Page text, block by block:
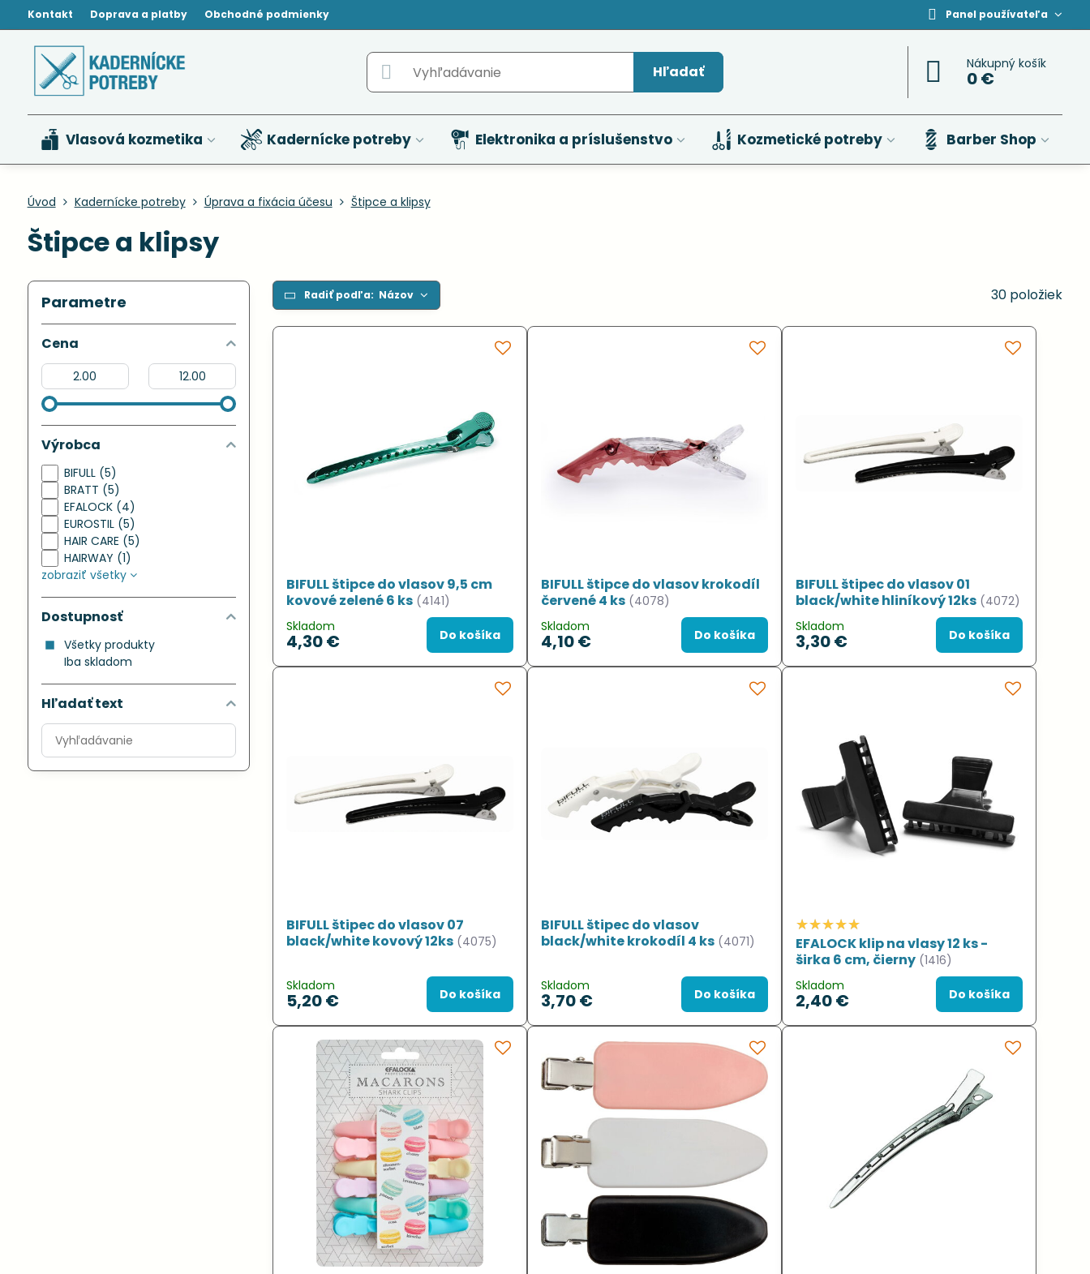
Kontakt Doprava a platby Obchodné podmienky Panel používateľa
Hľadať Nákupný košík
0 €
Vlasová kozmetika Kadernícke potreby Elektronika a príslušenstvo Kozmetické potreby Barber Shop
Úvod Kadernícke potreby Úprava a fixácia účesu Štipce a klipsy
Štipce a klipsy
Radiť podľa: Názov 30 položiek
BIFULL štipce do vlasov 9,5 cm
kovové zelené 6 ks (4141)
Skladom
4,30 € Do košíka
BIFULL štipce do vlasov krokodíl
červené 4 ks (4078)
Skladom
4,10 € Do košíka
BIFULL štipec do vlasov 01
black/white hliníkový 12ks (4072)
Skladom
3,30 € Do košíka
BIFULL štipec do vlasov 07
black/white kovový 12ks (4075)
Skladom
5,20 € Do košíka
BIFULL štipec do vlasov
black/white krokodíl 4 ks (4071)
Skladom
3,70 € Do košíka
EFALOCK klip na vlasy 12 ks -
širka 6 cm, čierny (1416)
Skladom
2,40 € Do košíka
Parametre
Cena
Od:
Do:
Výrobca
BIFULL (5)
BRATT (5)
EFALOCK (4)
EUROSTIL (5)
HAIR CARE (5)
HAIRWAY (1)
zobraziť všetky
Dostupnosť
Všetky produkty
Iba skladom
Hľadať text
Prehľadať
výsledky
filtra